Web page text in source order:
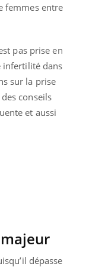
femmes entre
pas prise en
infertilité dans
sur la prise
conseils
et aussi
dépasse